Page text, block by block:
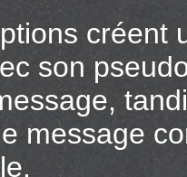
créent
son
message